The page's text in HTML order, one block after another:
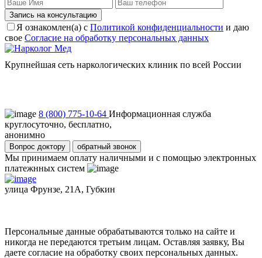
Запись на консультацию
Я ознакомлен(а) с Политикой конфиденциальности и даю
свое Согласие на обработку персональных данных
Крупнейшая сеть наркологических клиник по всей России
8 (800) 775-10-64 Информационная служба
круглосуточно, бесплатно,
анонимно
Вопрос доктору обратный звонок
Мы принимаем оплату наличными и с помощью электронных
платежнных систем
улица Фрунзе, 21А, Губкин
Персональные данные обрабатываются только на сайте и
никогда не передаются третьим лицам. Оставляя заявку, Вы
даете согласие на обработку своих персональных данных.